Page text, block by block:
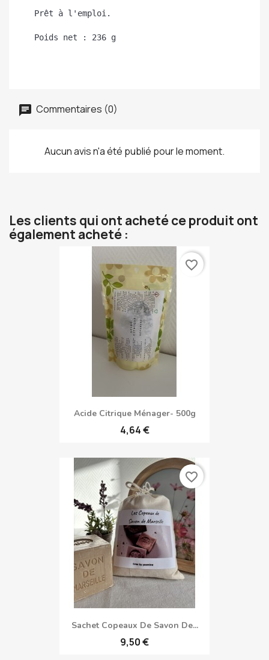
Prêt à l'emploi.
Poids net : 236 g
Commentaires (0)
Aucun avis n'a été publié pour le moment.
Les clients qui ont acheté ce produit ont
également acheté :
Acide Citrique Ménager- 500g
4,64 €
favorite_border
Sachet Copeaux De Savon De...
9,50 €
favorite_border